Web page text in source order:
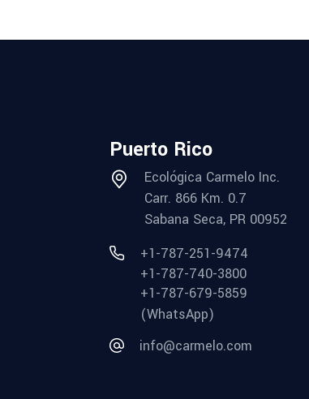
Puerto Rico
Ecológica Carmelo Inc.
Carr. 866 Km. 0.7
Sabana Seca, PR 00952
+1-787-251-9474
+1-787-740-3800
+1-787-679-5859
(WhatsApp)
info@carmelo.com